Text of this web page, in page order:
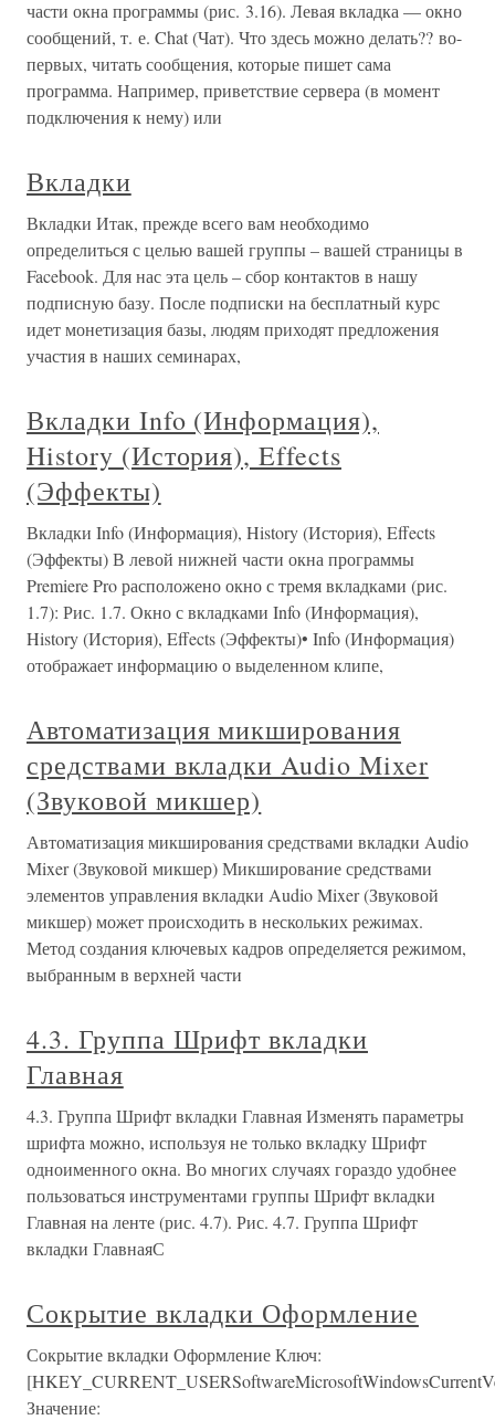
части окна программы (рис. 3.16). Левая вкладка — окно
сообщений, т. е. Chat (Чат). Что здесь можно делать?? во-
первых, читать сообщения, которые пишет сама
программа. Например, приветствие сервера (в момент
подключения к нему) или
Вкладки
Вкладки Итак, прежде всего вам необходимо
определиться с целью вашей группы – вашей страницы в
Facebook. Для нас эта цель – сбор контактов в нашу
подписную базу. После подписки на бесплатный курс
идет монетизация базы, людям приходят предложения
участия в наших семинарах,
Вкладки Info (Информация),
History (История), Effects
(Эффекты)
Вкладки Info (Информация), History (История), Effects
(Эффекты) В левой нижней части окна программы
Premiere Pro расположено окно с тремя вкладками (рис.
1.7): Рис. 1.7. Окно с вкладками Info (Информация),
History (История), Effects (Эффекты)• Info (Информация)
отображает информацию о выделенном клипе,
Автоматизация микширования
средствами вкладки Audio Mixer
(Звуковой микшер)
Автоматизация микширования средствами вкладки Audio
Mixer (Звуковой микшер) Микширование средствами
элементов управления вкладки Audio Mixer (Звуковой
микшер) может происходить в нескольких режимах.
Метод создания ключевых кадров определяется режимом,
выбранным в верхней части
4.3. Группа Шрифт вкладки
Главная
4.3. Группа Шрифт вкладки Главная Изменять параметры
шрифта можно, используя не только вкладку Шрифт
одноименного окна. Во многих случаях гораздо удобнее
пользоваться инструментами группы Шрифт вкладки
Главная на ленте (рис. 4.7). Рис. 4.7. Группа Шрифт
вкладки ГлавнаяС
Сокрытие вкладки Оформление
Сокрытие вкладки Оформление Ключ:
Значение: